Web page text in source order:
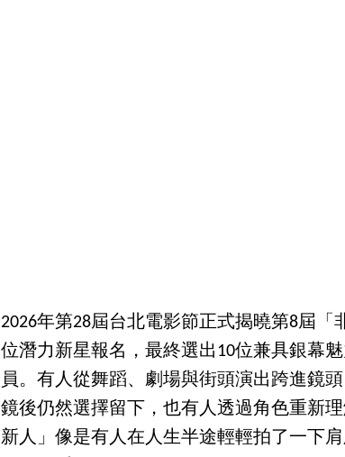
2026年第28屆台北電影節正式揭曉第8屆「
位潛力新星報名，最終選出10位兼具銀幕
員。有人從舞蹈、劇場與街頭演出跨進鏡
鏡後仍然選擇留下，也有人透過角色重新
新人」像是有人在人生半途輕輕拍了一下